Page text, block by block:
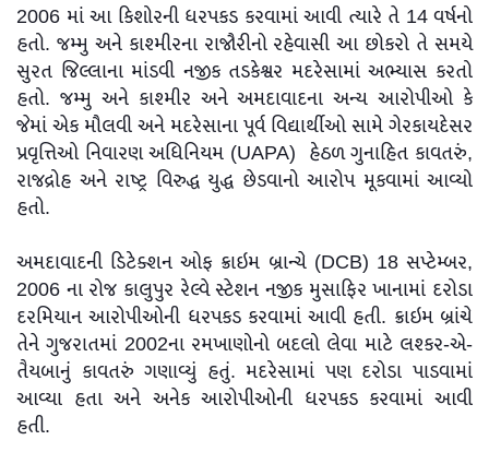
2006 માં આ કિશોરની ધરપકડ કરવામાં આવી ત્યારે તે 14 વર્ષનો
હતો. જમ્મુ અને કાશ્મીરના રાજૌરીનો રહેવાસી આ છોકરો તે સમયે
સુરત જિલ્લાના માંડવી નજીક તડકેશ્વર મદરેસામાં અભ્યાસ કરતો
હતો. જમ્મુ અને કાશ્મીર અને અમદાવાદના અન્ય આરોપીઓ કે
જેમાં એક મૌલવી અને મદરેસાના પૂર્વ વિદ્યાર્થીઓ સામે ગેરકાયદેસર
પ્રવૃત્તિઓ નિવારણ અધિનિયમ (UAPA) હેઠળ ગુનાહિત કાવતરું,
રાજદ્રોહ અને રાષ્ટ્ર વિરુદ્ધ યુદ્ધ છેડવાનો આરોપ મૂકવામાં આવ્યો
હતો.
અમદાવાદની ડિટેક્શન ઓફ ક્રાઇમ બ્રાન્ચે (DCB) 18 સપ્ટેમ્બર,
2006 ના રોજ કાલુપુર રેલ્વે સ્ટેશન નજીક મુસાફિર ખાનામાં દરોડા
દરમિયાન આરોપીઓની ધરપકડ કરવામાં આવી હતી. ક્રાઇમ બ્રાંચે
તેને ગુજરાતમાં 2002ના રમખાણોનો બદલો લેવા માટે લશ્કર-એ-
તૈયબાનું કાવતરું ગણાવ્યું હતું. મદરેસામાં પણ દરોડા પાડવામાં
આવ્યા હતા અને અનેક આરોપીઓની ધરપકડ કરવામાં આવી
હતી.